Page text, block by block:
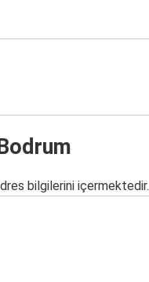
bilgilerini içermektedir.